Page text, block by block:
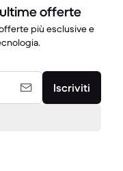
offerte
più esclusive e
Iscriviti